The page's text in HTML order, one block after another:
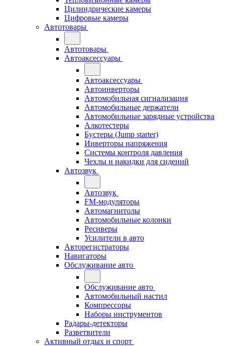
Цилиндрические камеры
Цифровые камеры
Автотовары
Автотовары
Автоаксессуары
Автоаксессуары
Автоинверторы
Автомобильная сигнализация
Автомобильные держатели
Автомобильные зарядные устройства
Алкотестеры
Бустеры (Jump starter)
Инверторы напряжения
Системы контроля давления
Чехлы и накидки для сидений
Автозвук
Автозвук
FM-модуляторы
Автомагнитолы
Автомобильные колонки
Ресиверы
Усилители в авто
Авторегистраторы
Навигаторы
Обслуживание авто
Обслуживание авто
Автомобильный настил
Компрессоры
Наборы инструментов
Радары-детекторы
Разветвители
Активный отдых и спорт